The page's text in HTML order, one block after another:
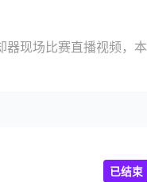
器现场比赛直播视频，本
已结束